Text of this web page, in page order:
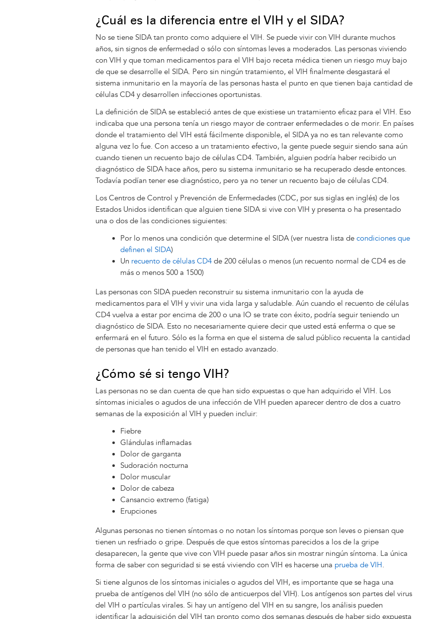
¿Cuál es la diferencia entre el VIH y el SIDA?
No se tiene SIDA tan pronto como adquiere el VIH. Se puede vivir con VIH durante muchos
años, sin signos de enfermedad o sólo con síntomas leves a moderados. Las personas viviendo
con VIH y que toman medicamentos para el VIH bajo receta médica tienen un riesgo muy bajo
de que se desarrolle el SIDA. Pero sin ningún tratamiento, el VIH finalmente desgastará el
sistema inmunitario en la mayoría de las personas hasta el punto en que tienen baja cantidad de
células CD4 y desarrollen infecciones oportunistas.
La definición de SIDA se estableció antes de que existiese un tratamiento eficaz para el VIH. Eso
indicaba que una persona tenía un riesgo mayor de contraer enfermedades o de morir. En países
donde el tratamiento del VIH está fácilmente disponible, el SIDA ya no es tan relevante como
alguna vez lo fue. Con acceso a un tratamiento efectivo, la gente puede seguir siendo sana aún
cuando tienen un recuento bajo de células CD4. También, alguien podría haber recibido un
diagnóstico de SIDA hace años, pero su sistema inmunitario se ha recuperado desde entonces.
Todavía podían tener ese diagnóstico, pero ya no tener un recuento bajo de células CD4.
Los Centros de Control y Prevención de Enfermedades (CDC, por sus siglas en inglés) de los
Estados Unidos identifican que alguien tiene SIDA si vive con VIH y presenta o ha presentado
una o dos de las condiciones siguientes:
Por lo menos una condición que determine el SIDA (ver nuestra lista de condiciones que
definen el SIDA)
Un recuento de células CD4 de 200 células o menos (un recuento normal de CD4 es de
más o menos 500 a 1500)
Las personas con SIDA pueden reconstruir su sistema inmunitario con la ayuda de
medicamentos para el VIH y vivir una vida larga y saludable. Aún cuando el recuento de células
CD4 vuelva a estar por encima de 200 o una IO se trate con éxito, podría seguir teniendo un
diagnóstico de SIDA. Esto no necesariamente quiere decir que usted está enferma o que se
enfermará en el futuro. Sólo es la forma en que el sistema de salud público recuenta la cantidad
de personas que han tenido el VIH en estado avanzado.
¿Cómo sé si tengo VIH?
Las personas no se dan cuenta de que han sido expuestas o que han adquirido el VIH. Los
síntomas iniciales o agudos de una infección de VIH pueden aparecer dentro de dos a cuatro
semanas de la exposición al VIH y pueden incluir:
Fiebre
Glándulas inflamadas
Dolor de garganta
Sudoración nocturna
Dolor muscular
Dolor de cabeza
Cansancio extremo (fatiga)
Erupciones
Algunas personas no tienen síntomas o no notan los síntomas porque son leves o piensan que
tienen un resfriado o gripe. Después de que estos síntomas parecidos a los de la gripe
desaparecen, la gente que vive con VIH puede pasar años sin mostrar ningún síntoma. La única
forma de saber con seguridad si se está viviendo con VIH es hacerse una prueba de VIH.
Si tiene algunos de los síntomas iniciales o agudos del VIH, es importante que se haga una
prueba de antígenos del VIH (no sólo de anticuerpos del VIH). Los antígenos son partes del virus
del VIH o partículas virales. Si hay un antígeno del VIH en su sangre, los análisis pueden
identificar la adquisición del VIH tan pronto como dos semanas después de haber sido expuesta